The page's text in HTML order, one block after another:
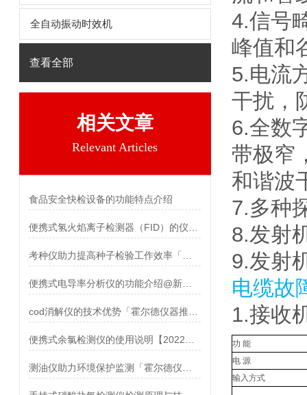
全自动振动时效机
查看全部
相关文章
Relevant Articles
食品安全快检设备的功能特点介绍
4.信号
峰值和
5.电流
干扰，
6.全数
带极窄
和谐波
7.多种
8.发射
9.发射
电缆故
1.接收
功 能
电 源
输入方式